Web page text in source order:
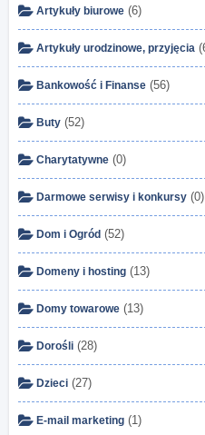
Artykuły biurowe (6)
Artykuły urodzinowe, przyjęcia
Bankowość i Finanse (56)
Buty (52)
Charytatywne (0)
Darmowe serwisy i konkursy (0)
Dom i Ogród (52)
Domeny i hosting (13)
Domy towarowe (13)
Dorośli (28)
Dzieci (27)
E-mail marketing (1)